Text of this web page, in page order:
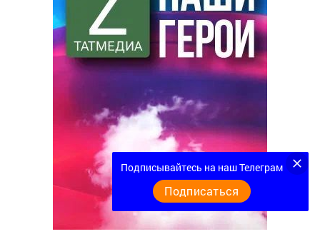
Подписывайтесь на наш Телеграм
Подписаться